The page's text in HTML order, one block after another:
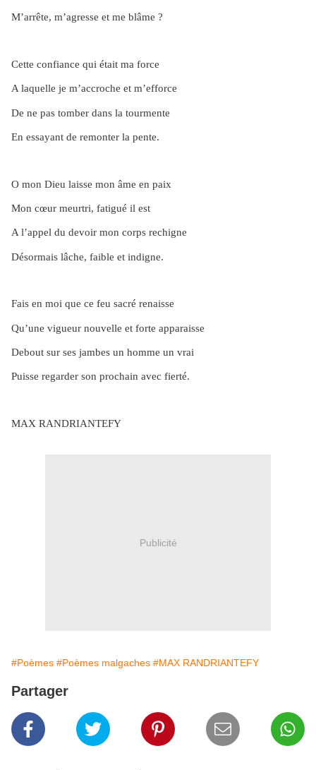
M’arrête, m’agresse et me blâme ?
Cette confiance qui était ma force
A laquelle je m’accroche et m’efforce
De ne pas tomber dans la tourmente
En essayant de remonter la pente.
O mon Dieu laisse mon âme en paix
Mon cœur meurtri, fatigué il est
A l’appel du devoir mon corps rechigne
Désormais lâche, faible et indigne.
Fais en moi que ce feu sacré renaisse
Qu’une vigueur nouvelle et forte apparaisse
Debout sur ses jambes un homme un vrai
Puisse regarder son prochain avec fierté.
MAX RANDRIANTEFY
Publicité
#Poèmes #Poèmes malgaches #MAX RANDRIANTEFY
Partager